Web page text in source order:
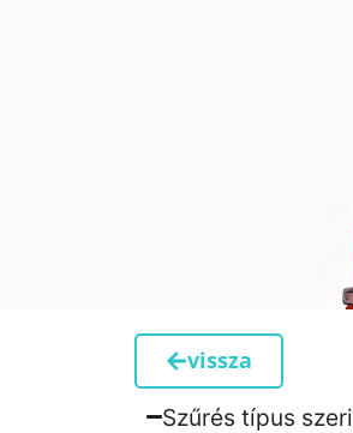
vissza
Szűrés típus